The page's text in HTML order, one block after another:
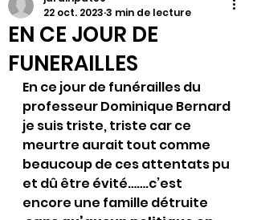
EN CE JOUR DE
FUNERAILLES
22 oct. 2023 3 min de lecture
En ce jour de funérailles du
professeur Dominique Bernard
je suis triste, triste car ce
meurtre aurait tout comme
beaucoup de ces attentats pu
et dû être évité…….c’est
encore une famille détruite